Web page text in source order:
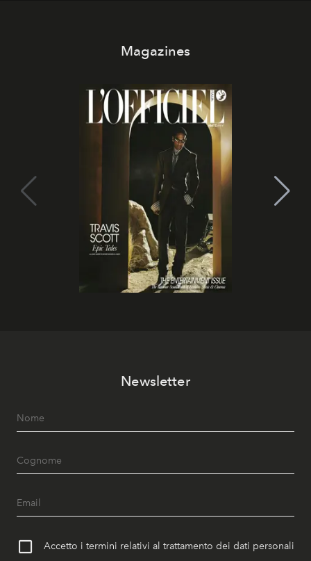
Magazines
Newsletter
Accetto i termini relativi al trattamento dei dati personali